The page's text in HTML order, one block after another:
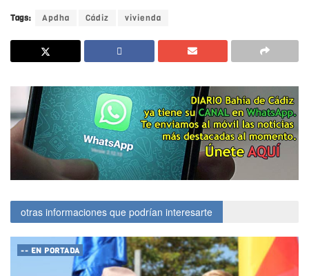
Tags: Apdha Cádiz vivienda
otras informaciones que podrían interesarte
-- EN PORTADA